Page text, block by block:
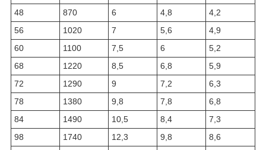
48
870 6 4,8
4,2
56
1020 7 5,6
4,9
60
1100 7,5 6
5,2
68
1220 8,5 6,8
5,9
72
1290 9 7,2
6,3
78
1380 9,8 7,8
6,8
84
1490 10,5 8,4
7,3
98
1740 12,3 9,8
8,6